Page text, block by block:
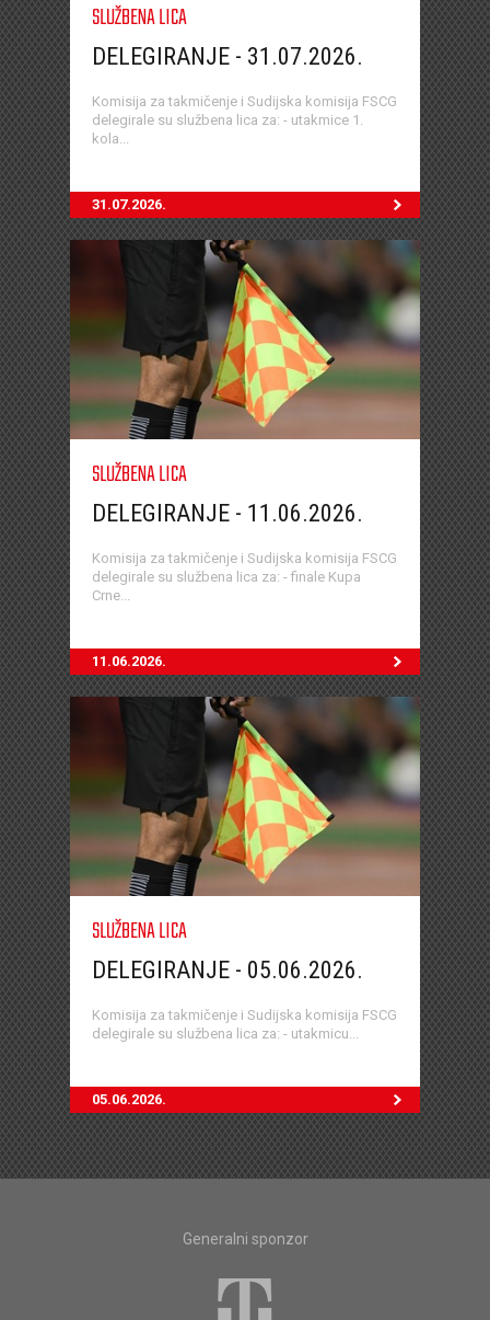
SLUŽBENA LICA
DELEGIRANJE - 31.07.2026.
Komisija za takmičenje i Sudijska komisija FSCG
delegirale su službena lica za: - utakmice 1.
kola...
31.07.2026.
SLUŽBENA LICA
DELEGIRANJE - 11.06.2026.
Komisija za takmičenje i Sudijska komisija FSCG
delegirale su službena lica za: - finale Kupa
Crne...
11.06.2026.
SLUŽBENA LICA
DELEGIRANJE - 05.06.2026.
Komisija za takmičenje i Sudijska komisija FSCG
delegirale su službena lica za: - utakmicu...
05.06.2026.
Generalni sponzor